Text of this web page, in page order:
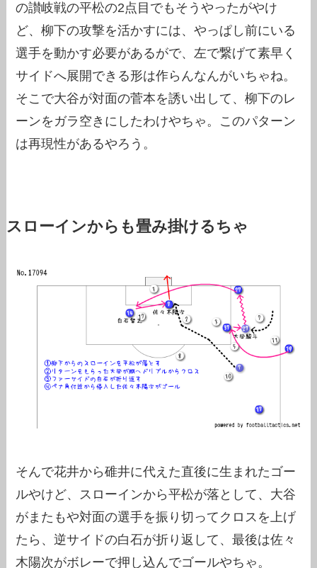
の讃岐戦の平松の2点目でもそうやったがやけ
ど、柳下の攻撃を活かすには、やっぱし前にいる
選手を動かす必要があるがで、左で繋げて素早く
サイドへ展開できる形は作らんなんがいちゃね。
そこで大谷が対面の菅本を誘い出して、柳下のレ
ーンをガラ空きにしたわけやちゃ。このパターン
は再現性があるやろう。
スローインからも畳み掛けるちゃ
そんで花井から碓井に代えた直後に生まれたゴー
ルやけど、スローインから平松が落として、大谷
がまたもや対面の選手を振り切ってクロスを上げ
たら、逆サイドの白石が折り返して、最後は佐々
木陽次がボレーで押し込んでゴールやちゃ。